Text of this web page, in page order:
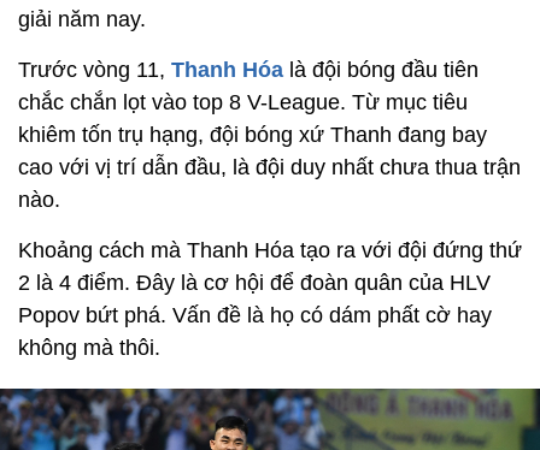
giải năm nay.
Trước vòng 11, Thanh Hóa là đội bóng đầu tiên
chắc chắn lọt vào top 8 V-League. Từ mục tiêu
khiêm tốn trụ hạng, đội bóng xứ Thanh đang bay
cao với vị trí dẫn đầu, là đội duy nhất chưa thua trận
nào.
Khoảng cách mà Thanh Hóa tạo ra với đội đứng thứ
2 là 4 điểm. Đây là cơ hội để đoàn quân của HLV
Popov bứt phá. Vấn đề là họ có dám phất cờ hay
không mà thôi.